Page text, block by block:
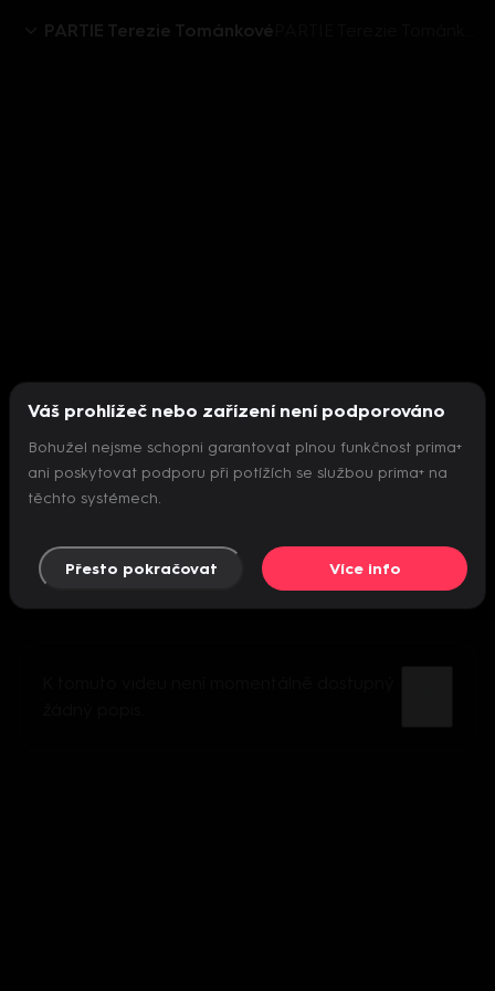
PARTIE Terezie Tománkové
Nepodařilo se inicializovat přehrávač
Váš prohlížeč nebo zařízení není podporováno
Bohužel nejsme schopni garantovat plnou funkčnost prima+
ani poskytovat podporu při potížích se službou prima+ na
těchto systémech.
Přesto pokračovat Více info